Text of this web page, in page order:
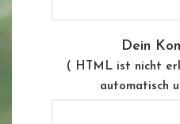
Dein
( HTML ist nicht
automatisch